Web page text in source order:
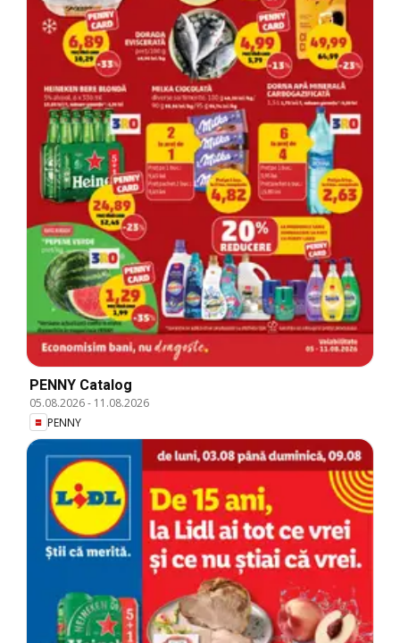
PENNY Catalog
05.08.2026- 11.08.2026
PENNY